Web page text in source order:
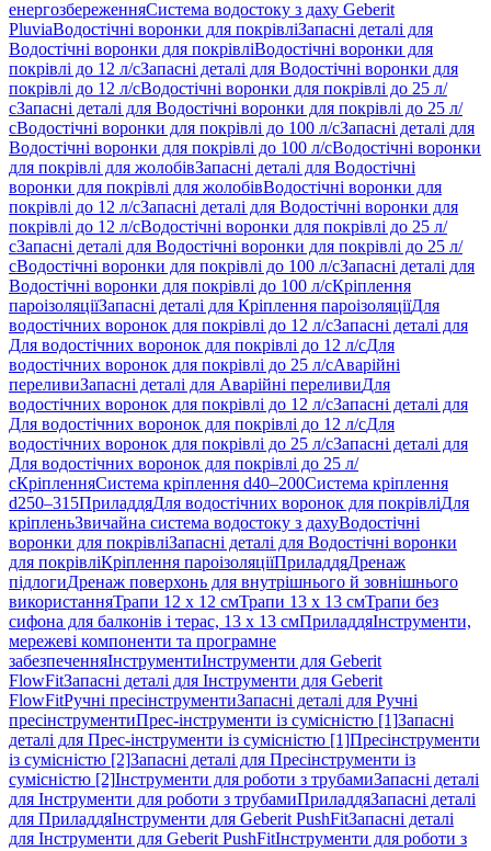
енергозбереженняСистема водостоку з даху Geberit
PluviaВодостічні воронки для покрівліЗапасні деталі для
Водостічні воронки для покрівліВодостічні воронки для
покрівлі до 12 л/сЗапасні деталі для Водостічні воронки для
покрівлі до 12 л/сВодостічні воронки для покрівлі до 25 л/
сЗапасні деталі для Водостічні воронки для покрівлі до 25 л/
сВодостічні воронки для покрівлі до 100 л/сЗапасні деталі для
Водостічні воронки для покрівлі до 100 л/сВодостічні воронки
для покрівлі для жолобівЗапасні деталі для Водостічні
воронки для покрівлі для жолобівВодостічні воронки для
покрівлі до 12 л/сЗапасні деталі для Водостічні воронки для
покрівлі до 12 л/сВодостічні воронки для покрівлі до 25 л/
сЗапасні деталі для Водостічні воронки для покрівлі до 25 л/
сВодостічні воронки для покрівлі до 100 л/сЗапасні деталі для
Водостічні воронки для покрівлі до 100 л/сКріплення
пароізоляціїЗапасні деталі для Кріплення пароізоляціїДля
водостічних воронок для покрівлі до 12 л/сЗапасні деталі для
Для водостічних воронок для покрівлі до 12 л/сДля
водостічних воронок для покрівлі до 25 л/сАварійні
переливиЗапасні деталі для Аварійні переливиДля
водостічних воронок для покрівлі до 12 л/сЗапасні деталі для
Для водостічних воронок для покрівлі до 12 л/сДля
водостічних воронок для покрівлі до 25 л/сЗапасні деталі для
Для водостічних воронок для покрівлі до 25 л/
сКріпленняСистема кріплення d40–200Система кріплення
d250–315ПриладдяДля водостічних воронок для покрівліДля
кріпленьЗвичайна система водостоку з дахуВодостічні
воронки для покрівліЗапасні деталі для Водостічні воронки
для покрівліКріплення пароізоляціїПриладдяДренаж
підлогиДренаж поверхонь для внутрішнього й зовнішнього
використанняТрапи 12 x 12 смТрапи 13 x 13 смТрапи без
сифона для балконів і терас, 13 x 13 смПриладдяІнструменти,
мережеві компоненти та програмне
забезпеченняІнструментиІнструменти для Geberit
FlowFitЗапасні деталі для Інструменти для Geberit
FlowFitРучні пресінструментиЗапасні деталі для Ручні
пресінструментиПрес-інструменти із сумісністю [1]Запасні
деталі для Прес-інструменти із сумісністю [1]Пресінструменти
із сумісністю [2]Запасні деталі для Пресінструменти із
сумісністю [2]Інструменти для роботи з трубамиЗапасні деталі
для Інструменти для роботи з трубамиПриладдяЗапасні деталі
для ПриладдяІнструменти для Geberit PushFitЗапасні деталі
для Інструменти для Geberit PushFitІнструменти для роботи з